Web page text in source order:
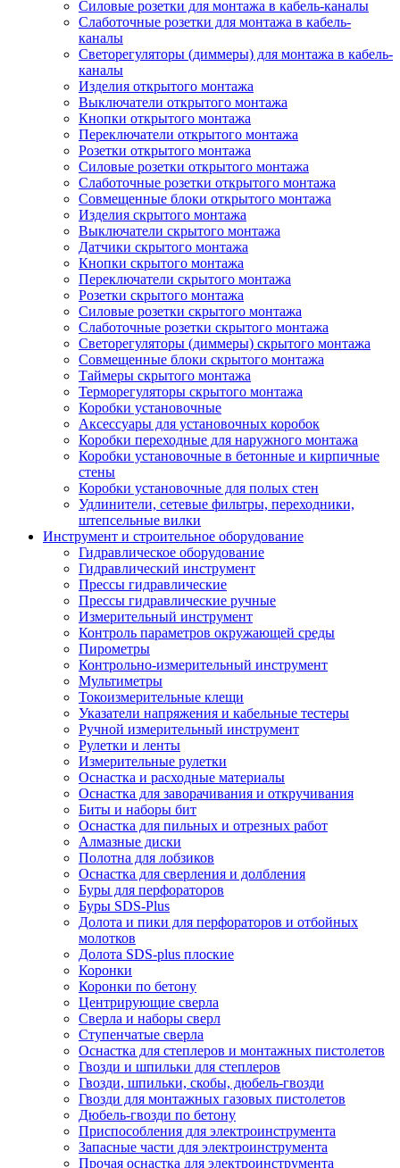
Силовые розетки для монтажа в кабель-каналы
Слаботочные розетки для монтажа в кабель-
каналы
Светорегуляторы (диммеры) для монтажа в кабель-
каналы
Изделия открытого монтажа
Выключатели открытого монтажа
Кнопки открытого монтажа
Переключатели открытого монтажа
Розетки открытого монтажа
Силовые розетки открытого монтажа
Слаботочные розетки открытого монтажа
Совмещенные блоки открытого монтажа
Изделия скрытого монтажа
Выключатели скрытого монтажа
Датчики скрытого монтажа
Кнопки скрытого монтажа
Переключатели скрытого монтажа
Розетки скрытого монтажа
Силовые розетки скрытого монтажа
Слаботочные розетки скрытого монтажа
Светорегуляторы (диммеры) скрытого монтажа
Совмещенные блоки скрытого монтажа
Таймеры скрытого монтажа
Терморегуляторы скрытого монтажа
Коробки установочные
Аксессуары для установочных коробок
Коробки переходные для наружного монтажа
Коробки установочные в бетонные и кирпичные
стены
Коробки установочные для полых стен
Удлинители, сетевые фильтры, переходники,
штепсельные вилки
Инструмент и строительное оборудование
Гидравлическое оборудование
Гидравлический инструмент
Прессы гидравлические
Прессы гидравлические ручные
Измерительный инструмент
Контроль параметров окружающей среды
Пирометры
Контрольно-измерительный инструмент
Мультиметры
Токоизмерительные клещи
Указатели напряжения и кабельные тестеры
Ручной измерительный инструмент
Рулетки и ленты
Измерительные рулетки
Оснастка и расходные материалы
Оснастка для заворачивания и откручивания
Биты и наборы бит
Оснастка для пильных и отрезных работ
Алмазные диски
Полотна для лобзиков
Оснастка для сверления и долбления
Буры для перфораторов
Буры SDS-Plus
Долота и пики для перфораторов и отбойных
молотков
Долота SDS-plus плоские
Коронки
Коронки по бетону
Центрирующие сверла
Сверла и наборы сверл
Ступенчатые сверла
Оснастка для степлеров и монтажных пистолетов
Гвозди и шпильки для степлеров
Гвозди, шпильки, скобы, дюбель-гвозди
Гвозди для монтажных газовых пистолетов
Дюбель-гвозди по бетону
Приспособления для электроинструмента
Запасные части для электроинструмента
Прочая оснастка для электроинструмента